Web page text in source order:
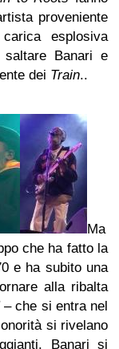
proveniente
esplosiva
Banari e
dei Train..
Ma
che ha fatto la
e ha subito una
alla ribalta
– che si entra nel
si rivelano
Banari si